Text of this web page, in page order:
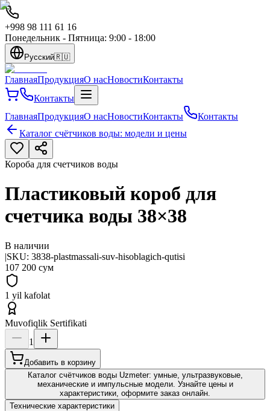
+998 98 111 61 16
Понедельник - Пятница: 9:00 - 18:00
Русский🇷🇺
ГлавнаяПродукцияО насНовостиКонтакты
Контакты
ГлавнаяПродукцияО насНовостиКонтакты
Контакты
Каталог счётчиков воды: модели и цены
Короба для счетчиков воды
Пластиковый короб для
счетчика воды 38×38
В наличии
|SKU: 3838-plastmassali-suv-hisoblagich-qutisi
107 200 сум
1 yil kafolat
Muvofiqlik Sertifikati
1
Добавить в корзину
Каталог счётчиков воды Uzmeter: умные, ультразвуковые,
механические и импульсные модели. Узнайте цены и
характеристики, оформите заказ онлайн.
Технические характеристики